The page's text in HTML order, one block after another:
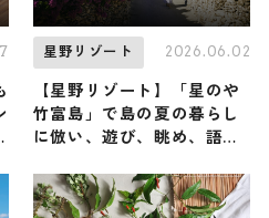
星野リゾート 2026.06.02
【星野リゾート】「星のや
竹富島」で島の夏の暮らし
に倣い、遊び、眺め、語ら
つの催しが提供開始 / 沖縄
県八重山郡